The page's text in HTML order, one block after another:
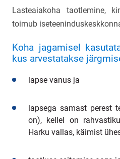
Lasteaiakoha taotlemine,
toimub
Koha jagamisel
kus arvestatakse
lapse vanus ja
lapsega samast perest
on), kellel on
Harku vallas, käimist